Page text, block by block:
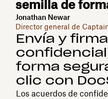
semilla de
Jonathan Newar
Director general de
Envía y
forma
clic con
Los acuerdos de